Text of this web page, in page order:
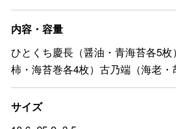
内容・容量
ひとくち慶長（醤油・青海苔各5
柿・海苔巻各4枚）古乃端（海老・
サイズ